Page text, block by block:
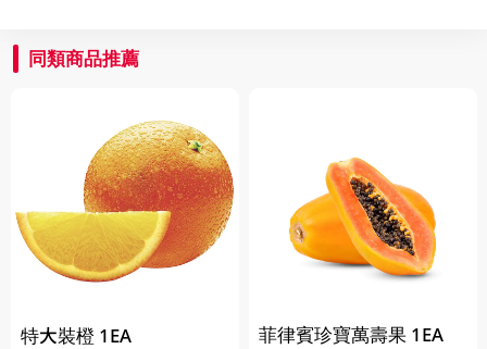
同類商品推薦
特大裝橙 1EA 菲律賓珍寶萬壽果 1EA